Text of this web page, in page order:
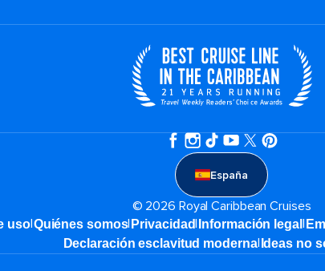
España
© 2026 Royal Caribbean Cruises
uso|Quiénes somos| Privacidad| Información legal |
Declaración esclavitud moderna| Ideas no